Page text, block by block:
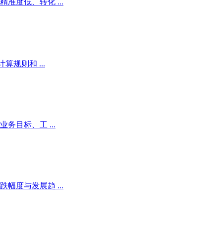
算规则和 ...
务目标、工 ...
幅度与发展趋 ...